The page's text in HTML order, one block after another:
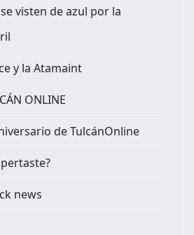
visten de azul por la
y la Atamaint
ONLINE
de TulcánOnline
news